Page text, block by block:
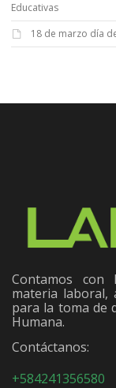
Educativas
18 de marzo día
Contamos con
materia laboral,
para la toma de
Humana.
Contáctanos:
+584241356580